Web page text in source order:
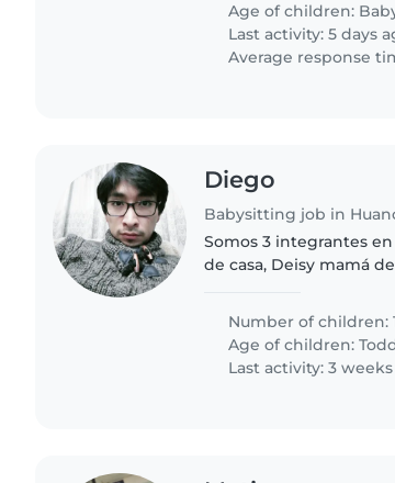
Age of children:
Last activity: 5 days
Average response
Diego
Babysitting job in
Somos 3 integrantes
de casa, Deisy mamá
pueda cuidarlo..
Number of children:
Age of children:
Last activity: 3